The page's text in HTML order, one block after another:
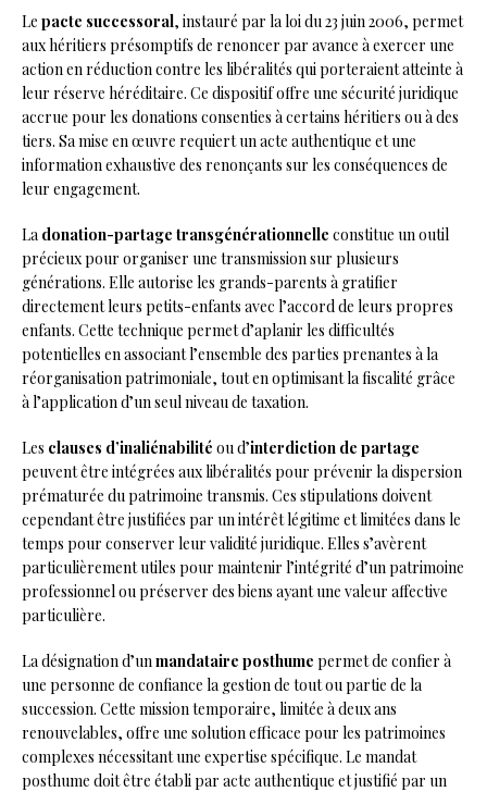
Le pacte successoral, instauré par la loi du 23 juin 2006, permet
aux héritiers présomptifs de renoncer par avance à exercer une
action en réduction contre les libéralités qui porteraient atteinte à
leur réserve héréditaire. Ce dispositif offre une sécurité juridique
accrue pour les donations consenties à certains héritiers ou à des
tiers. Sa mise en œuvre requiert un acte authentique et une
information exhaustive des renonçants sur les conséquences de
leur engagement.
La donation-partage transgénérationnelle constitue un outil
précieux pour organiser une transmission sur plusieurs
générations. Elle autorise les grands-parents à gratifier
directement leurs petits-enfants avec l’accord de leurs propres
enfants. Cette technique permet d’aplanir les difficultés
potentielles en associant l’ensemble des parties prenantes à la
réorganisation patrimoniale, tout en optimisant la fiscalité grâce
à l’application d’un seul niveau de taxation.
Les clauses d’inaliénabilité ou d’interdiction de partage
peuvent être intégrées aux libéralités pour prévenir la dispersion
prématurée du patrimoine transmis. Ces stipulations doivent
cependant être justifiées par un intérêt légitime et limitées dans le
temps pour conserver leur validité juridique. Elles s’avèrent
particulièrement utiles pour maintenir l’intégrité d’un patrimoine
professionnel ou préserver des biens ayant une valeur affective
particulière.
La désignation d’un mandataire posthume permet de confier à
une personne de confiance la gestion de tout ou partie de la
succession. Cette mission temporaire, limitée à deux ans
renouvelables, offre une solution efficace pour les patrimoines
complexes nécessitant une expertise spécifique. Le mandat
posthume doit être établi par acte authentique et justifié par un